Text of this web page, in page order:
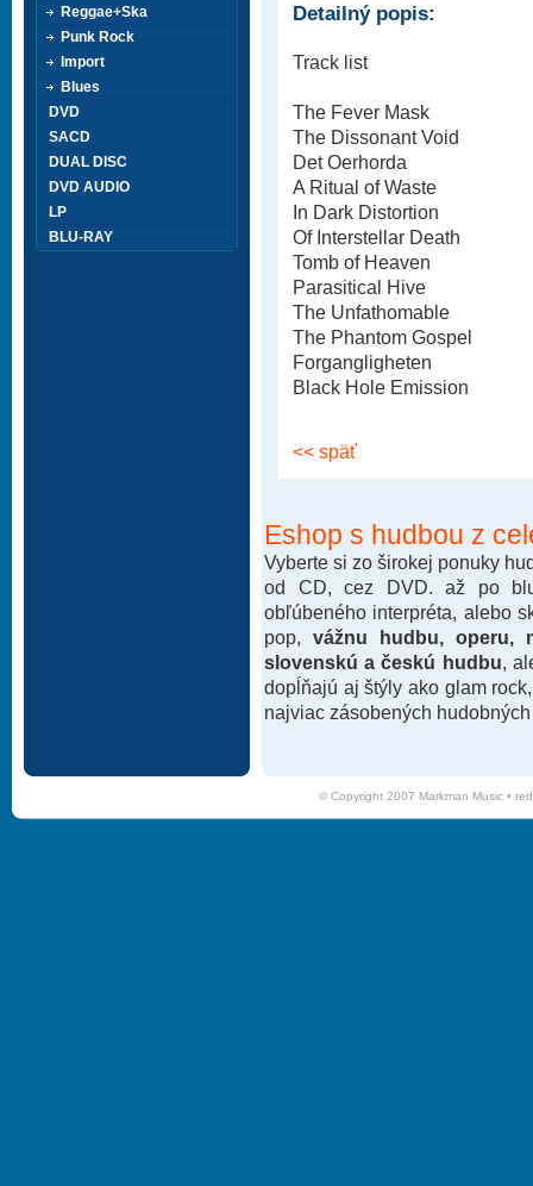
Detailný popis:
Track list
The Fever Mask
The Dissonant Void
Det Oerhorda
A Ritual of Waste
In Dark Distortion
Of Interstellar Death
Tomb of Heaven
Parasitical Hive
The Unfathomable
The Phantom Gospel
Forgangligheten
Black Hole Emission
<< späť
Eshop s hudbou z
Vyberte si zo širokej ponuky
od CD, cez DVD. až po
obľúbeného interpréta, alebo
pop, vážnu hudbu, operu,
slovenskú a českú hudbu ,
dopĺňajú aj štýly ako glam
najviac zásobených
Reggae+Ska
Punk Rock
Import
Blues
DVD
SACD
DUAL DISC
DVD AUDIO
LP
BLU-RAY
© Copyright 2007 Markman Music •